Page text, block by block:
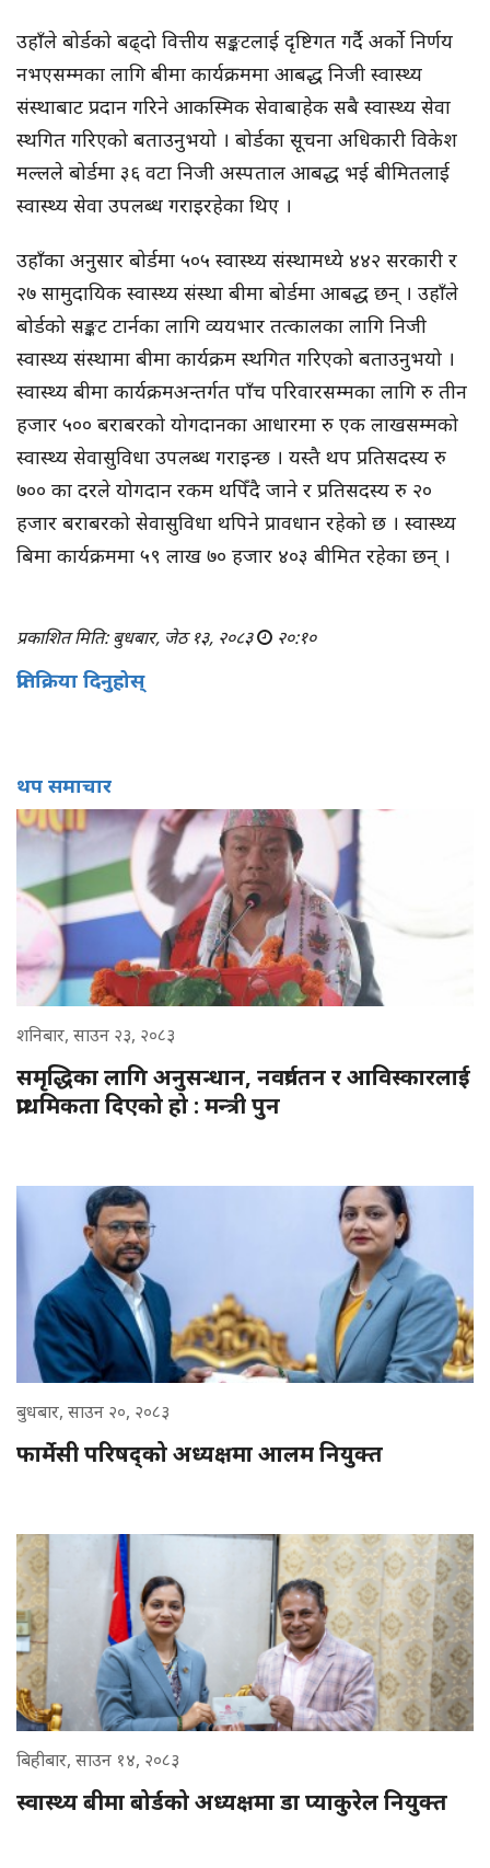
उहाँले बोर्डको बढ्दो वित्तीय सङ्कटलाई दृष्टिगत गर्दै अर्को निर्णय
नभएसम्मका लागि बीमा कार्यक्रममा आबद्ध निजी स्वास्थ्य
संस्थाबाट प्रदान गरिने आकस्मिक सेवाबाहेक सबै स्वास्थ्य सेवा
स्थगित गरिएको बताउनुभयो । बोर्डका सूचना अधिकारी विकेश
मल्लले बोर्डमा ३६ वटा निजी अस्पताल आबद्ध भई बीमितलाई
स्वास्थ्य सेवा उपलब्ध गराइरहेका थिए ।
उहाँका अनुसार बोर्डमा ५०५ स्वास्थ्य संस्थामध्ये ४४२ सरकारी र
२७ सामुदायिक स्वास्थ्य संस्था बीमा बोर्डमा आबद्ध छन् । उहाँले
बोर्डको सङ्कट टार्नका लागि व्ययभार तत्कालका लागि निजी
स्वास्थ्य संस्थामा बीमा कार्यक्रम स्थगित गरिएको बताउनुभयो ।
स्वास्थ्य बीमा कार्यक्रमअन्तर्गत पाँच परिवारसम्मका लागि रु तीन
हजार ५०० बराबरको योगदानका आधारमा रु एक लाखसम्मको
स्वास्थ्य सेवासुविधा उपलब्ध गराइन्छ । यस्तै थप प्रतिसदस्य रु
७०० का दरले योगदान रकम थपिँदै जाने र प्रतिसदस्य रु २०
हजार बराबरको सेवासुविधा थपिने प्रावधान रहेको छ । स्वास्थ्य
बिमा कार्यक्रममा ५९ लाख ७० हजार ४०३ बीमित रहेका छन् ।
प्रकाशित मिति: बुधबार, जेठ १३, २०८३ २०:१०
प्रतिक्रिया दिनुहोस्
थप समाचार
शनिबार, साउन २३, २०८३
समृद्धिका लागि अनुसन्धान, नवप्रर्वतन र आविस्कारलाई
प्राथमिकता दिएको हो : मन्त्री पुन
बुधबार, साउन २०, २०८३
फार्मेसी परिषद्को अध्यक्षमा आलम नियुक्त
बिहीबार, साउन १४, २०८३
स्वास्थ्य बीमा बोर्डको अध्यक्षमा डा प्याकुरेल नियुक्त